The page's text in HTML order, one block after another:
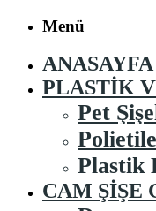
Menü
ANASAYFA
PLASTIK
Pet
Plastik
CAM ŞIŞE